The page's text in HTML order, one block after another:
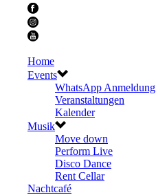
Home
Events
WhatsApp Anmeldung
Veranstaltungen
Kalender
Musik
Move down
Perform Live
Disco Dance
Rent Cellar
Nachtcafé